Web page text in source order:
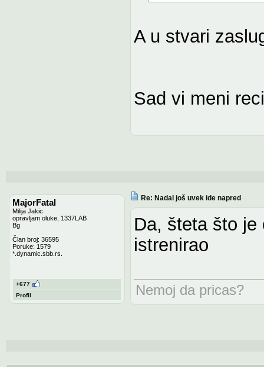
A u stvari
Sad vi meni
MajorFatal
Milija Jakic
opravljam oluke, 1337LAB
Bg
Član broj: 36595
Poruke: 1579
*.dynamic.sbb.rs.
+677
Profil
Re: Nadal još uvek ide napred
Da, šteta što je
istrenirao
Nemoj da pricas?